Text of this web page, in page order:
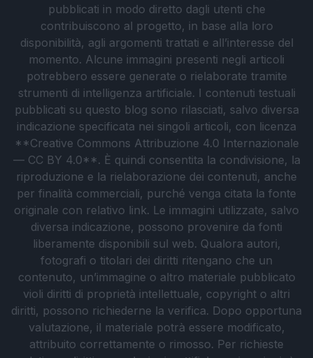
pubblicati in modo diretto dagli utenti che
contribuiscono al progetto, in base alla loro
disponibilità, agli argomenti trattati e all’interesse del
momento. Alcune immagini presenti negli articoli
potrebbero essere generate o rielaborate tramite
strumenti di intelligenza artificiale. I contenuti testuali
pubblicati su questo blog sono rilasciati, salvo diversa
indicazione specificata nei singoli articoli, con licenza
**Creative Commons Attribuzione 4.0 Internazionale
— CC BY 4.0**. È quindi consentita la condivisione, la
riproduzione e la rielaborazione dei contenuti, anche
per finalità commerciali, purché venga citata la fonte
originale con relativo link. Le immagini utilizzate, salvo
diversa indicazione, possono provenire da fonti
liberamente disponibili sul web. Qualora autori,
fotografi o titolari dei diritti ritengano che un
contenuto, un’immagine o altro materiale pubblicato
violi diritti di proprietà intellettuale, copyright o altri
diritti, possono richiederne la verifica. Dopo opportuna
valutazione, il materiale potrà essere modificato,
attribuito correttamente o rimosso. Per richieste